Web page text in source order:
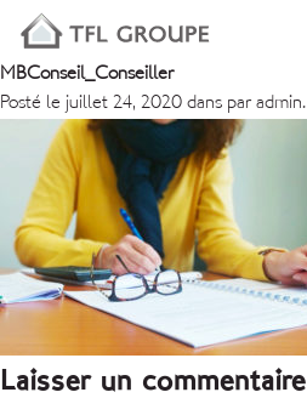
MBConseil_Conseiller
Posté le juillet 24, 2020 dans par admin.
Laisser un commentaire